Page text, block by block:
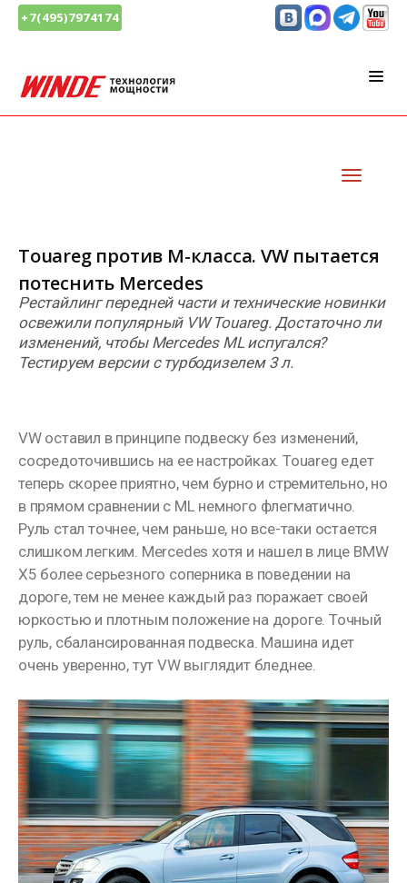
+7(495)7974174
Touareg против M-класса. VW пытается
потеснить Mercedes
Рестайлинг передней части и технические новинки
освежили популярный VW Touareg. Достаточно ли
изменений, чтобы Mercedes ML испугался?
Тестируем версии с турбодизелем 3 л.
VW оставил в принципе подвеску без изменений,
сосредоточившись на ее настройках. Touareg едет
теперь скорее приятно, чем бурно и стремительно, но
в прямом сравнении с ML немного флегматично.
Руль стал точнее, чем раньше, но все-таки остается
слишком легким. Mercedes хотя и нашел в лице BMW
X5 более серьезного соперника в поведении на
дороге, тем не менее каждый раз поражает своей
юркостью и плотным положение на дороге. Точный
руль, сбалансированная подвеска. Машина идет
очень уверенно, тут VW выглядит бледнее.